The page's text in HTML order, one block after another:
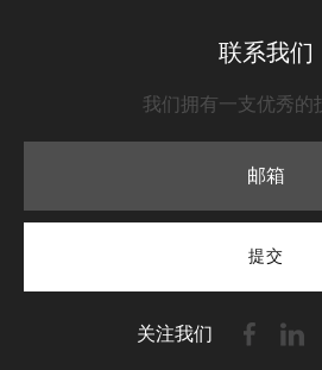
联系我们
我们拥有一支优秀的
提交
关注我们